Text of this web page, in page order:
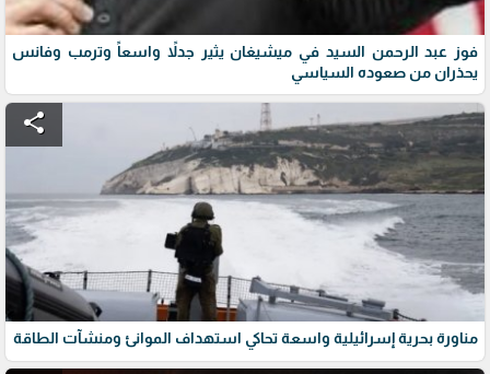
فوز عبد الرحمن السيد في ميشيغان يثير جدلاً واسعاً وترمب وفانس
يحذران من صعوده السياسي
share
مناورة بحرية إسرائيلية واسعة تحاكي استهداف الموانئ ومنشآت الطاقة